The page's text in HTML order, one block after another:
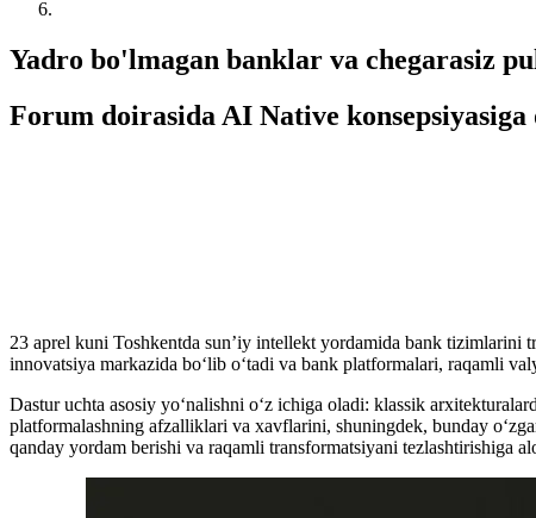
Yadro bo'lmagan banklar va chegarasiz
Forum doirasida AI Native
23 aprel kuni Toshkentda sun’iy intellekt yordamida bank
innovatsiya markazida bo‘lib o‘tadi va bank platformalari, raqamli
Dastur uchta asosiy yo‘nalishni o‘z ichiga oladi: klassik
platformalashning afzalliklari va xavflarini, shuningdek, bunday
qanday yordam berishi va raqamli transformatsiyani tezlashtirishiga